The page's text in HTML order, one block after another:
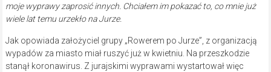
moje wyprawy zaprosić innych. Chciałem im pokazać to, co mnie już
wiele lat temu urzekło na Jurze.
Jak opowiada założyciel grupy „Rowerem po Jurze”, z organizacją
wypadów za miasto miał ruszyć już w kwietniu. Na przeszkodzie
stanął koronawirus. Z jurajskimi wyprawami wystartował więc